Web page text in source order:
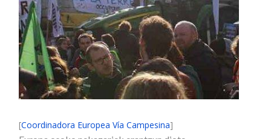
[Coordinadora Europea Vía Campesina]